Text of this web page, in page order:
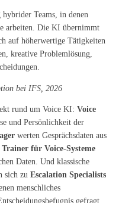
Teams, in denen
arbeiten. Die KI übernimmt
auf höherwertige Tätigkeiten
kreative Problemlösung,
bei IFS, 2026
rund um Voice KI: Voice
und Persönlichkeit der
werten Gesprächsdaten aus
für Voice-Systeme
Daten. Und klassische
sich zu Escalation Specialists
menschliches
gefragt